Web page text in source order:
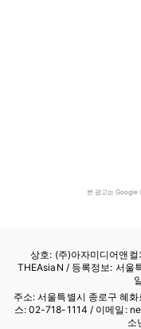
본 광고는 Google
상호: (주)아자미디어앤
THEAsiaN / 등록정보: 서울
주소: 서울특별시 종로구 혜
스: 02-718-1114 / 이메일:
소